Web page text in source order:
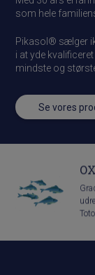
som hele
Pikasol® sælger
i at yde
mindste og
Se vores